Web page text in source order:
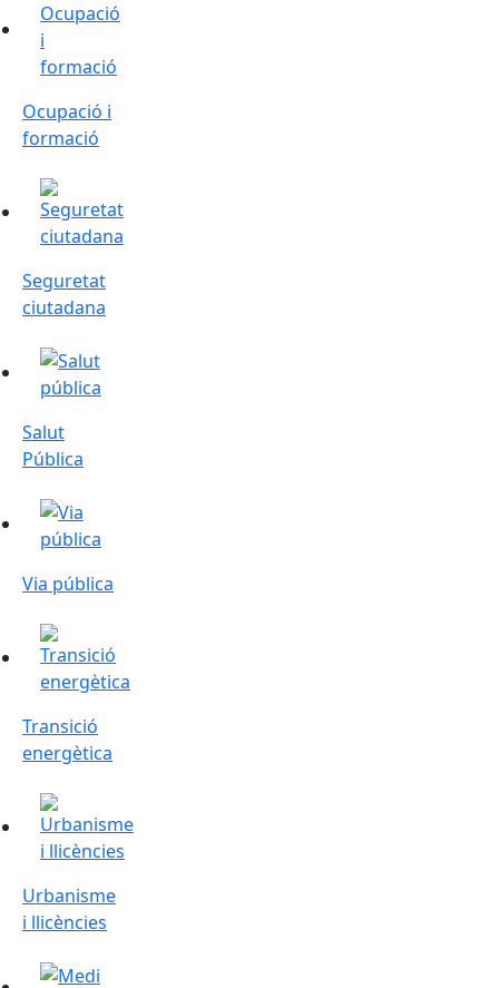
Ocupació i
formació
Seguretat ciutadana
Seguretat
ciutadana
Salut Pública
Salut
Pública
Via pública
Via pública
Transició energètica
Transició
energètica
Urbanisme i llicències
Urbanisme
i llicències
Medi Ambient